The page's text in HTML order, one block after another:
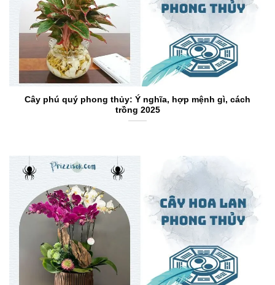
Cây phú quý phong thủy: Ý nghĩa, hợp mệnh gì, cách
trồng 2025